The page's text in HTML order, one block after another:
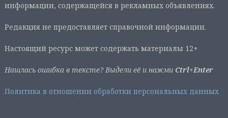
информации, содержащейся в рекламных объявлениях.
Редакция не предоставляет справочной информации.
Настоящий ресурс может содержать материалы 12+
Нашлась ошибка в тексте? Выдели её и нажми Ctrl+Enter
Политика в отношении обработки персональных данных